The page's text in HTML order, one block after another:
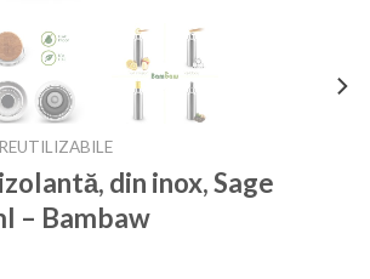
din inox, Sage
– Bambaw